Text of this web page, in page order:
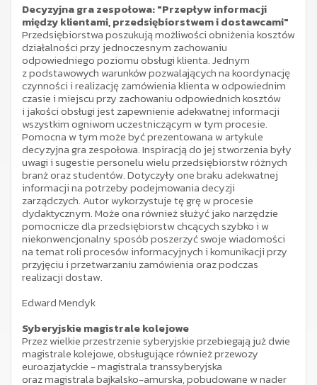
Decyzyjna gra zespołowa: "Przepływ informacji
między klientami, przedsiębiorstwem i dostawcami"
Przedsiębiorstwa poszukują możliwości obniżenia kosztów
działalności przy jednoczesnym zachowaniu
odpowiedniego poziomu obsługi klienta. Jednym
z podstawowych warunków pozwalających na koordynację
czynności i realizację zamówienia klienta w odpowiednim
czasie i miejscu przy zachowaniu odpowiednich kosztów
i jakości obsługi jest zapewnienie adekwatnej informacji
wszystkim ogniwom uczestniczącym w tym procesie.
Pomocna w tym może być prezentowana w artykule
decyzyjna gra zespołowa. Inspiracją do jej stworzenia były
uwagi i sugestie personelu wielu przedsiębiorstw różnych
branż oraz studentów. Dotyczyły one braku adekwatnej
informacji na potrzeby podejmowania decyzji
zarządczych. Autor wykorzystuje tę grę w procesie
dydaktycznym. Może ona również służyć jako narzędzie
pomocnicze dla przedsiębiorstw chcących szybko i w
niekonwencjonalny sposób poszerzyć swoje wiadomości
na temat roli procesów informacyjnych i komunikacji przy
przyjęciu i przetwarzaniu zamówienia oraz podczas
realizacji dostaw.
Edward Mendyk
Syberyjskie magistrale kolejowe
Przez wielkie przestrzenie syberyjskie przebiegają już dwie
magistrale kolejowe, obsługujące również przewozy
euroazjatyckie - magistrala transsyberyjska
oraz magistrala bajkalsko-amurska, pobudowane w nader